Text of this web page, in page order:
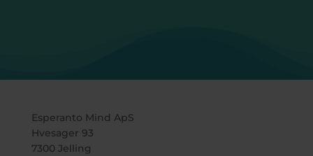
Esperanto Mind ApS
Hvesager 93
7300 Jelling